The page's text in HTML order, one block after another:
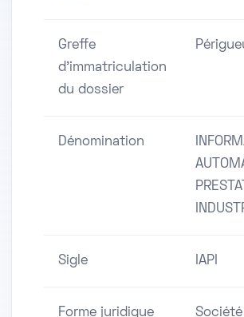
Greffe
d'immatriculation
du dossier
Dénomination
Sigle IAPI
Forme juridique